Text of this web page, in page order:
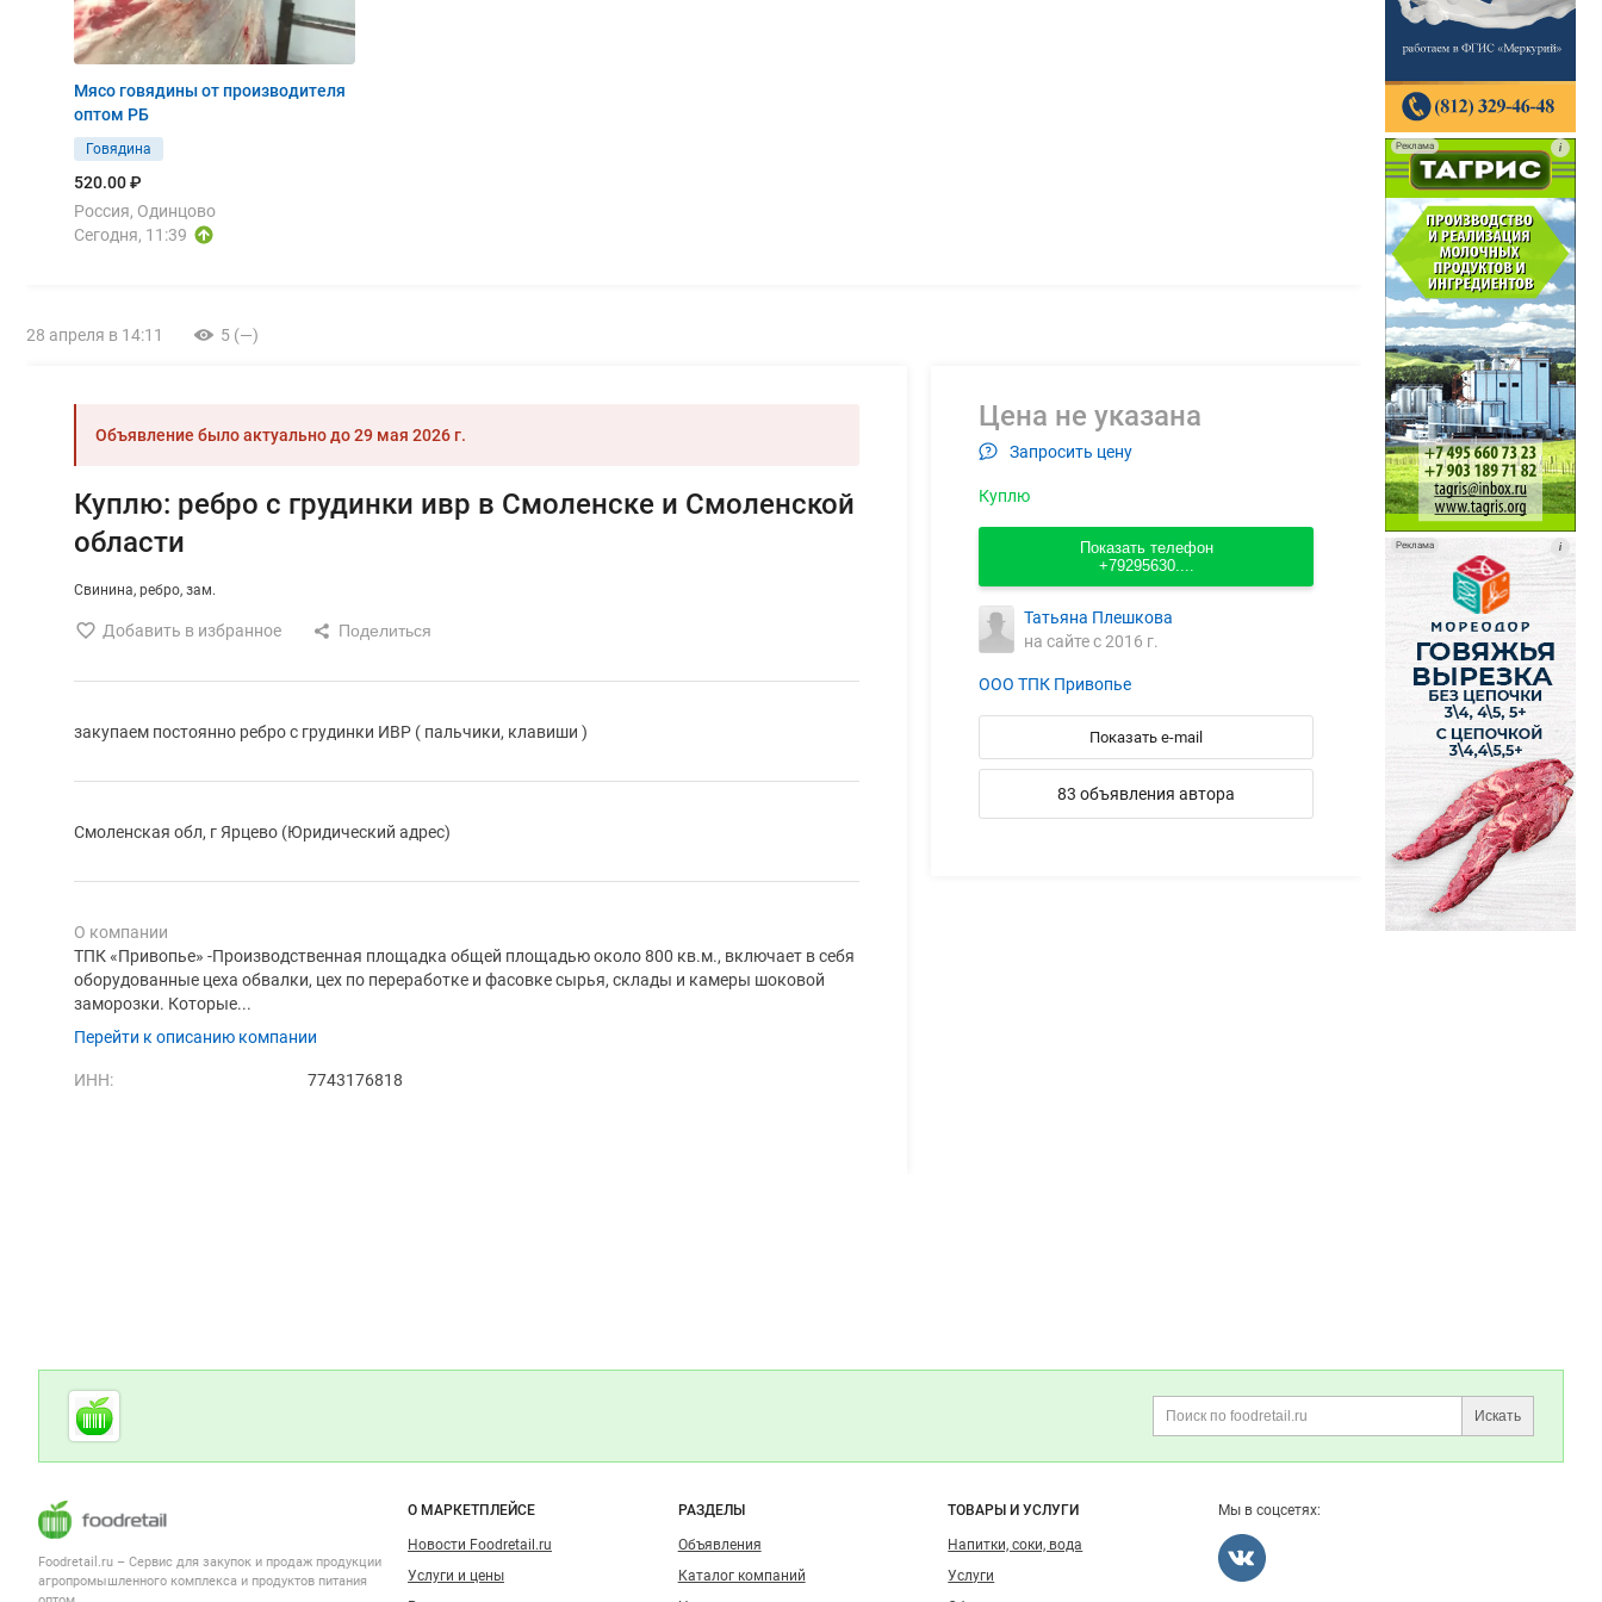
Мясо говядины от производителя
оптом РБ
Говядина
520.00 ₽
Россия, Одинцово
Сегодня, 11:39
28 апреля в 14:11 5 (—)
Объявление было актуально до29 мая 2026 г.
Куплю: ребро с грудинки ивр в Смоленске и Смоленской
области
Свинина ребро зам.
Добавить в избранное
закупаем постоянно ребро с грудинки ИВР ( пальчики, клавиши )
Смоленская обл, г Ярцево (Юридический адрес)
О компании
ТПК «Привопье» -Производственная площадка общей площадью около 800 кв.м., включает в себя
оборудованные цеха обвалки, цех по переработке и фасовке сырья, склады и камеры шоковой
заморозки. Которые...
Перейти к описанию компании
ИНН: 7743176818
Цена не указана
Запросить цену
Куплю
Показать телефон
+79295630....
Татьяна Плешкова
на сайте с 2016 г.
ООО ТПК Привопье
Показать e-mail
83 объявления автора
Реклама i
Реклама i
Дополнительная информация
Искать
Cсылки на полезные проекты
Foodretail.ru
— продукты
Важные разделы и контакты
Foodretail.ru – Сервис для закупок и продаж продукции
агропромышленного комплекса и продуктов питания
Навигация по сайту
О МАРКЕТПЛЕЙСЕ
Новости Foodretail.ru
Услуги и цены
РАЗДЕЛЫ
Объявления
Каталог компаний
ТОВАРЫ И УСЛУГИ
Напитки, соки, вода
Услуги
Мы в соцсетях: